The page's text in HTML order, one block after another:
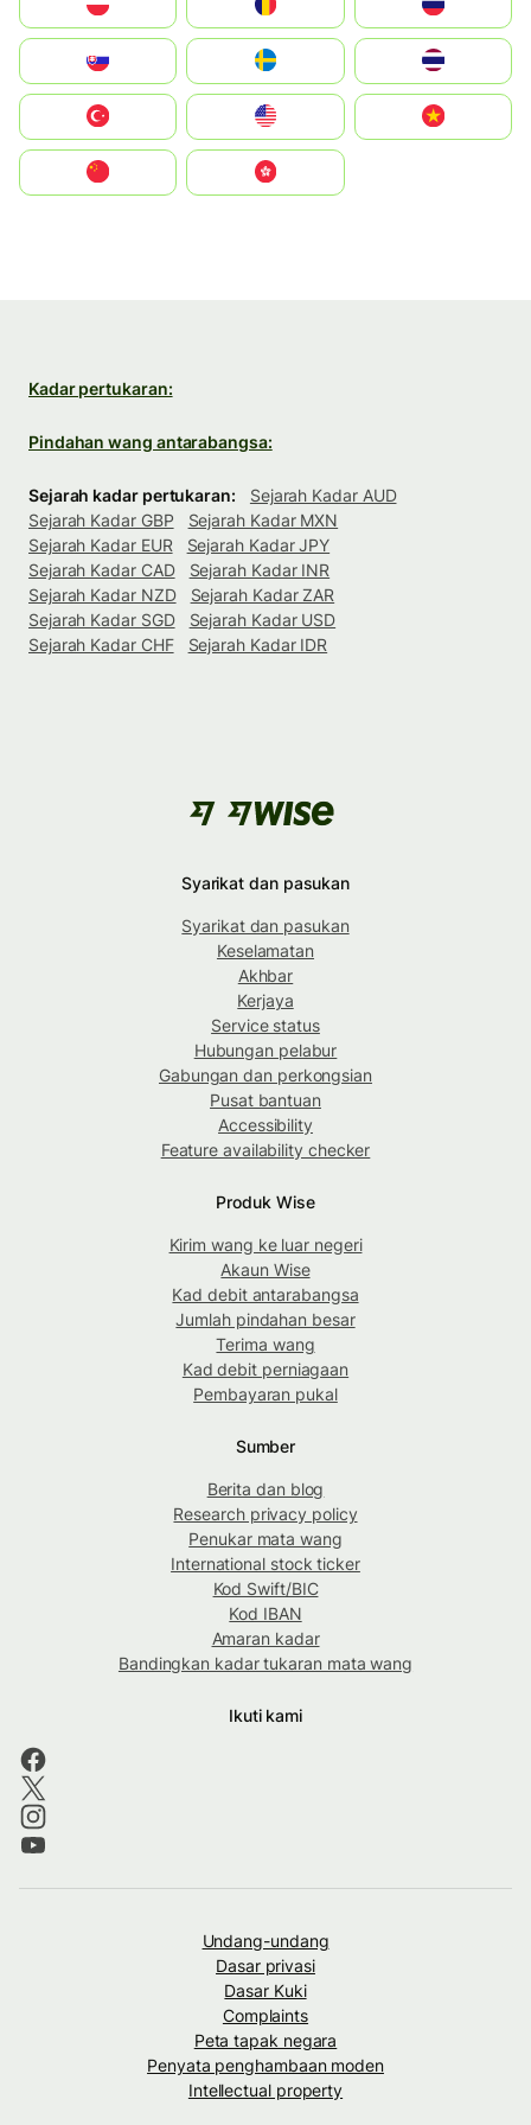
United States
中國香港特別行政區
Kadar pertukaran:
Pindahan wang antarabangsa:
Sejarah kadar pertukaran:
Sejarah Kadar AUD
Sejarah Kadar GBP
Sejarah Kadar MXN
Sejarah Kadar EUR
Sejarah Kadar JPY
Sejarah Kadar CAD
Sejarah Kadar INR
Sejarah Kadar NZD
Sejarah Kadar ZAR
Sejarah Kadar SGD
Sejarah Kadar USD
Sejarah Kadar CHF
Sejarah Kadar IDR
Syarikat dan pasukan
Syarikat dan pasukan
Keselamatan
Akhbar
Kerjaya
Service status
Hubungan pelabur
Gabungan dan perkongsian
Pusat bantuan
Accessibility
Feature availability checker
Produk Wise
Kirim wang ke luar negeri
Akaun Wise
Kad debit antarabangsa
Jumlah pindahan besar
Terima wang
Kad debit perniagaan
Pembayaran pukal
Sumber
Berita dan blog
Research privacy policy
Penukar mata wang
International stock ticker
Kod Swift/BIC
Kod IBAN
Amaran kadar
Bandingkan kadar tukaran mata wang
Ikuti kami
Undang-undang
Dasar privasi
Dasar Kuki
Complaints
Peta tapak negara
Penyata penghambaan moden
Intellectual property